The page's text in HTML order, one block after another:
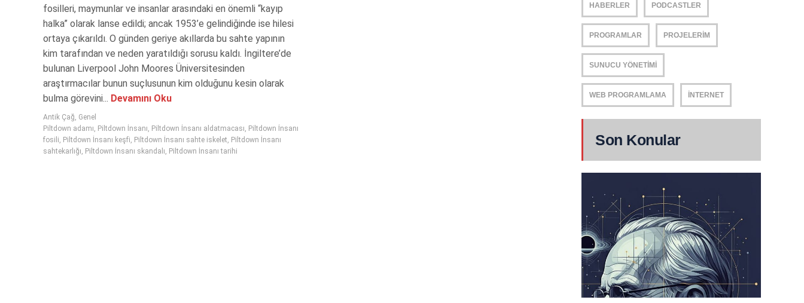
fosilleri, maymunlar ve insanlar arasındaki en önemli “kayıp
halka” olarak lanse edildi; ancak 1953’e gelindiğinde ise hilesi
ortaya çıkarıldı. O günden geriye akıllarda bu sahte yapının
kim tarafından ve neden yaratıldığı sorusu kaldı. İngiltere’de
bulunan Liverpool John Moores Üniversitesinden
araştırmacılar bunun suçlusunun kim olduğunu kesin olarak
bulma görevini... Devamını Oku
Antik Çağ, Genel
Piltdown adamı, Piltdown İnsanı, Piltdown İnsanı aldatmacası, Piltdown İnsanı
fosili, Piltdown İnsanı keşfi, Piltdown İnsanı sahte iskelet, Piltdown İnsanı
sahtekarlığı, Piltdown İnsanı skandalı, Piltdown İnsanı tarihi
HABERLER PODCASTLER
PROGRAMLAR PROJELERIM
SUNUCU YÖNETIMI
WEB PROGRAMLAMA İNTERNET
Son Konular